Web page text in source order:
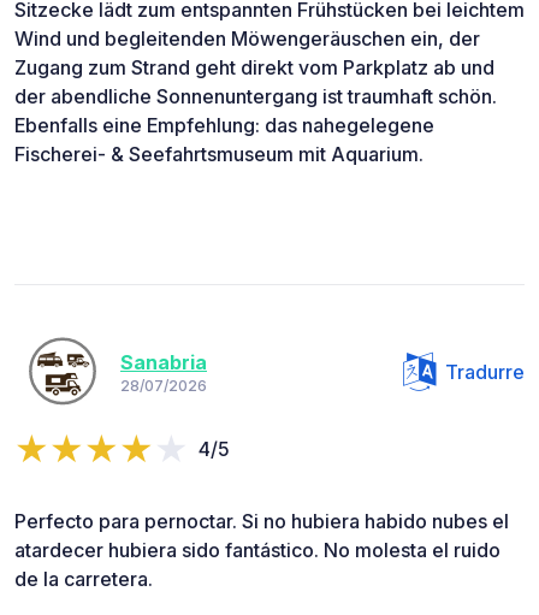
Sitzecke lädt zum entspannten Frühstücken bei leichtem
Wind und begleitenden Möwengeräuschen ein, der
Zugang zum Strand geht direkt vom Parkplatz ab und
der abendliche Sonnenuntergang ist traumhaft schön.
Ebenfalls eine Empfehlung: das nahegelegene
Fischerei- & Seefahrtsmuseum mit Aquarium.
Sanabria
28/07/2026
Tradurre
4/5
Perfecto para pernoctar. Si no hubiera habido nubes el
atardecer hubiera sido fantástico. No molesta el ruido
de la carretera.